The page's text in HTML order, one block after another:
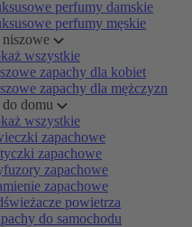
perfumy damskie
perfumy męskie
wszystkie
zapachy dla kobiet
zapachy dla mężczyzn
domu
wszystkie
zapachowe
zapachowe
zapachowe
zapachowe
powietrza
do samochodu